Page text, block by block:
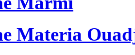
Materia